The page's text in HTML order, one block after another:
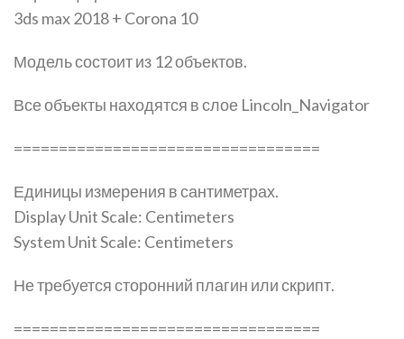
3ds max 2018 + Corona 10
Модель состоит из 12 объектов.
Все объекты находятся в слое Lincoln_Navigator
==================================
Единицы измерения в сантиметрах.
Display Unit Scale: Centimeters
System Unit Scale: Centimeters
Не требуется сторонний плагин или скрипт.
==================================